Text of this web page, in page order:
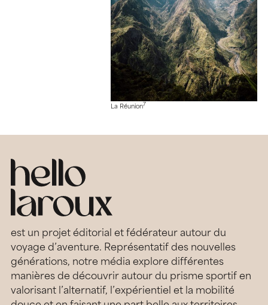
La Réunion7
est un projet éditorial et fédérateur autour du
voyage d’aventure. Représentatif des nouvelles
générations, notre média explore différentes
manières de découvrir autour du prisme sportif en
valorisant l’alternatif, l’expérientiel et la mobilité